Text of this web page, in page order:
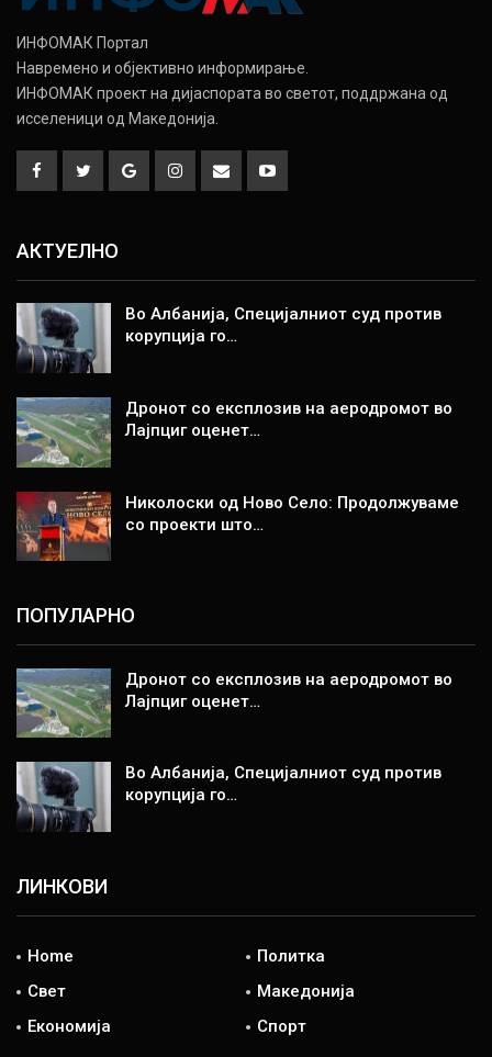
ИНФОМАК Портал
Навремено и објективно информирање.
ИНФОМАК проект на дијаспората во светот, поддржана од
исселеници од Македонија.
АКТУЕЛНО
Во Албанија, Специјалниот суд против
корупција го…
Дронот со експлозив на аеродромот во
Лајпциг оценет…
Николоски од Ново Село: Продолжуваме
со проекти што…
ПОПУЛАРНО
Дронот со експлозив на аеродромот во
Лајпциг оценет…
Во Албанија, Специјалниот суд против
корупција го…
ЛИНКОВИ
Home
Политка
Свет
Македонија
Економија
Спорт